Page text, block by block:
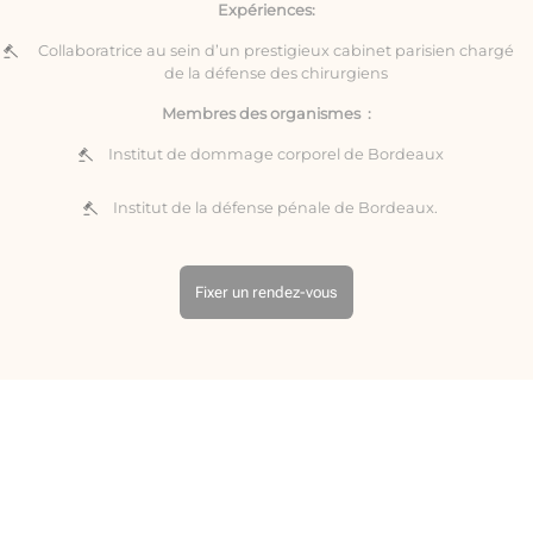
Expériences:
Collaboratrice au sein d’un prestigieux cabinet parisien chargé
de la défense des chirurgiens
Membres des organismes :
Institut de dommage corporel de Bordeaux
Institut de la défense pénale de Bordeaux.
Fixer un rendez-vous